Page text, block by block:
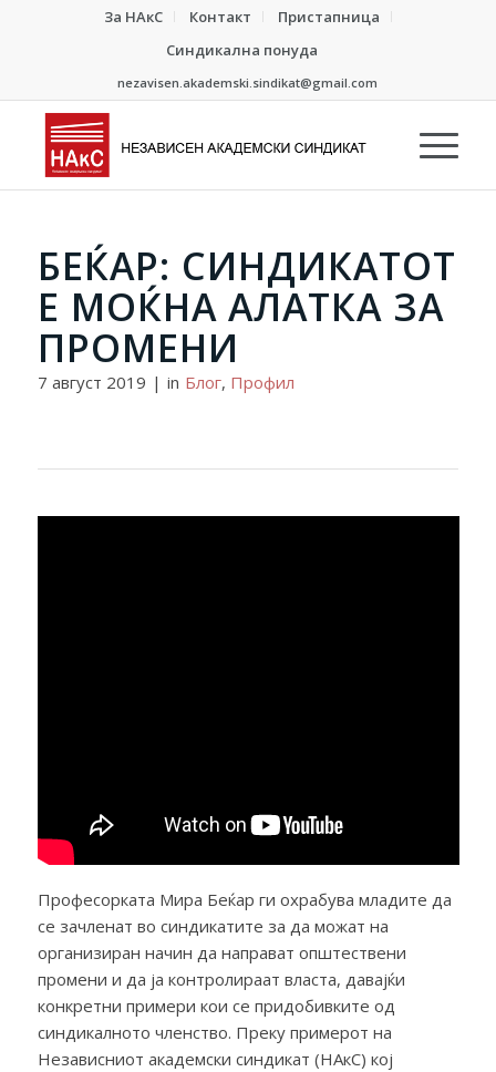
За НАкС Контакт
Пристапница
Синдикална понуда
nezavisen.akademski.sindikat@gmail.com
БЕЌАР: СИНДИКАТОТ
Е МОЌНА АЛАТКА ЗА
ПРОМЕНИ
7 август 2019 | in Блог, Профил
Професорката Мира Беќар ги охрабува младите да
се зачленат во синдикатите за да можат на
организиран начин да направат општествени
промени и да ја контролираат власта, давајќи
конкретни примери кои се придобивките од
синдикалното членство. Преку примерот на
Независниот академски синдикат (НАкС) кој